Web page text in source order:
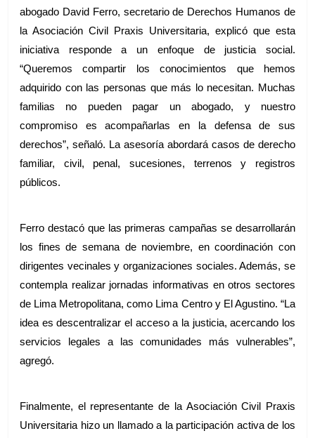
abogado David Ferro, secretario de Derechos Humanos de
la Asociación Civil Praxis Universitaria, explicó que esta
iniciativa responde a un enfoque de justicia social.
“Queremos compartir los conocimientos que hemos
adquirido con las personas que más lo necesitan. Muchas
familias no pueden pagar un abogado, y nuestro
compromiso es acompañarlas en la defensa de sus
derechos”, señaló. La asesoría abordará casos de derecho
familiar, civil, penal, sucesiones, terrenos y registros
públicos.
Ferro destacó que las primeras campañas se desarrollarán
los fines de semana de noviembre, en coordinación con
dirigentes vecinales y organizaciones sociales. Además, se
contempla realizar jornadas informativas en otros sectores
de Lima Metropolitana, como Lima Centro y El Agustino. “La
idea es descentralizar el acceso a la justicia, acercando los
servicios legales a las comunidades más vulnerables”,
agregó.
Finalmente, el representante de la Asociación Civil Praxis
Universitaria hizo un llamado a la participación activa de los